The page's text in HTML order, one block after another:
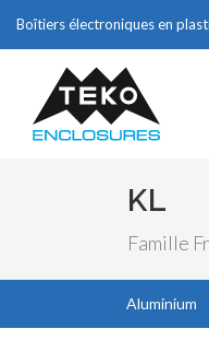
Boîtiers électroniques en
KL
Famille
Aluminium